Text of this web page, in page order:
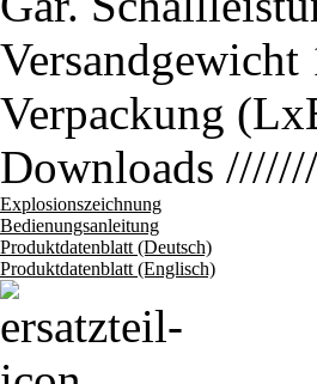
Versandgewicht
Verpackung
Downloads
Explosionszeichnung
Bedienungsanleitung
Produktdatenblatt (Deutsch)
Produktdatenblatt (Englisch)